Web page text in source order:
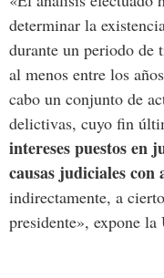
determinar la
durante un periodo de
al menos entre los
cabo un conjunto de
delictivas, cuyo fin
intereses puestos en
causas judiciales con
indirectamente, a
presidente», expone